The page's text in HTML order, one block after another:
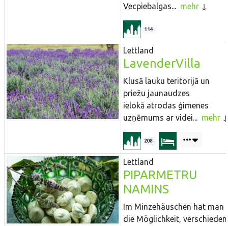
Vecpiebalgas... mehr
114
Lettland
LavenderVilla
Klusā lauku teritorijā un
priežu jaunaudzes
ielokā atrodas ģimenes
uzņēmums ar videi... mehr
208
Lettland
PIPARMETRU
NAMINS
Im Minzehäuschen hat man
die Möglichkeit,